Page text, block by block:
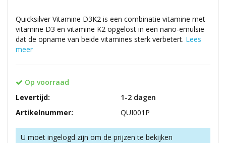
Quicksilver Vitamine D3K2 is een combinatie vitamine met
vitamine D3 en vitamine K2 opgelost in een nano-emulsie
dat de opname van beide vitamines sterk verbetert. Lees
meer
Op voorraad
Levertijd:
1-2 dagen
Artikelnummer:
QUI001P
U moet ingelogd zijn om de prijzen te bekijken